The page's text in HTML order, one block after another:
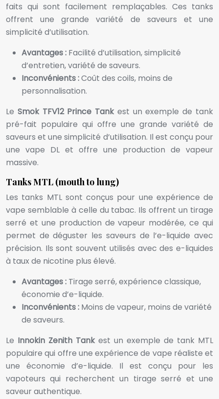
faits qui sont facilement remplaçables. Ces tanks
offrent une grande variété de saveurs et une
simplicité d’utilisation.
Avantages : Facilité d’utilisation, simplicité
d’entretien, variété de saveurs.
Inconvénients :Coût des coils, moins de
personnalisation.
Le Smok TFV12 Prince Tank est un exemple de tank
pré-fait populaire qui offre une grande variété de
saveurs et une simplicité d’utilisation. Il est conçu pour
une vape DL et offre une production de vapeur
massive.
Tanks MTL (mouth to lung)
Les tanks MTL sont conçus pour une expérience de
vape semblable à celle du tabac. Ils offrent un tirage
serré et une production de vapeur modérée, ce qui
permet de déguster les saveurs de l’e-liquide avec
précision. Ils sont souvent utilisés avec des e-liquides
à taux de nicotine plus élevé.
Avantages : Tirage serré, expérience classique,
économie d’e-liquide.
Inconvénients : Moins de vapeur, moins de variété
de saveurs.
Le Innokin Zenith Tank est un exemple de tank MTL
populaire qui offre une expérience de vape réaliste et
une économie d’e-liquide. Il est conçu pour les
vapoteurs qui recherchent un tirage serré et une
saveur authentique.